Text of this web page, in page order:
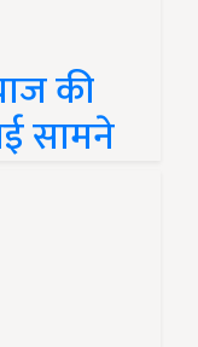
की
सामने